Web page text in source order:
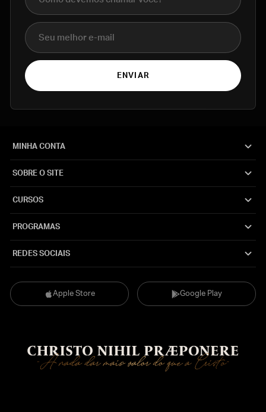
E-mail
ENVIAR
Apple Store Google Play
MINHA CONTA
SOBRE O SITE
CURSOS
PROGRAMAS
REDES SOCIAIS